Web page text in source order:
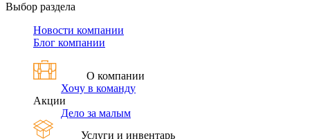
Выбор раздела
Новости компании
Блог компании
О компании
Хочу в команду
Акции
Дело за малым
Услуги и инвентарь